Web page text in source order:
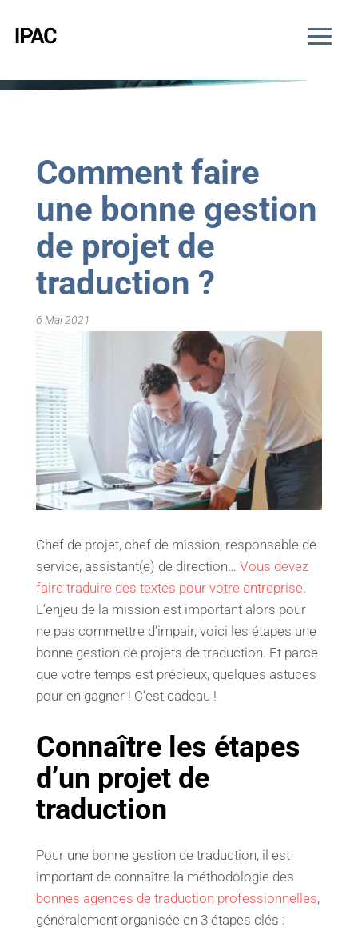
Comment faire
une bonne gestion
de projet de
traduction ?
6 Mai 2021
Chef de projet, chef de mission, responsable de
service, assistant(e) de direction… Vous devez
faire traduire des textes pour votre entreprise.
L’enjeu de la mission est important alors pour
ne pas commettre d’impair, voici les étapes une
bonne gestion de projets de traduction. Et parce
que votre temps est précieux, quelques astuces
pour en gagner ! C’est cadeau !
Connaître les étapes
d’un projet de
traduction
Pour une bonne gestion de traduction, il est
important de connaître la méthodologie des
bonnes agences de traduction professionnelles,
généralement organisée en 3 étapes clés :